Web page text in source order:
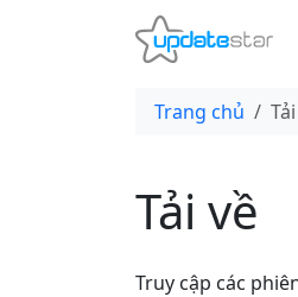
Trang chủ
Tải về
Truy cập các